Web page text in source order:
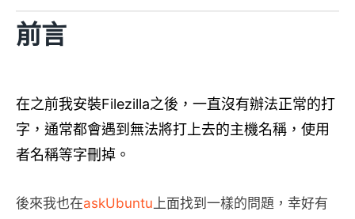
前言
在之前我安裝Filezilla之後，一直沒有辦法正常的打
字，通常都會遇到無法將打上去的主機名稱，使用
者名稱等字刪掉。
後來我也在askUbuntu上面找到一樣的問題，幸好有